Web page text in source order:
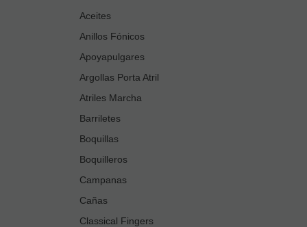
Aceites
Anillos Fónicos
Apoyapulgares
Argollas Porta Atril
Atriles Marcha
Barriletes
Boquillas
Boquilleros
Campanas
Cañas
Classical Fingers